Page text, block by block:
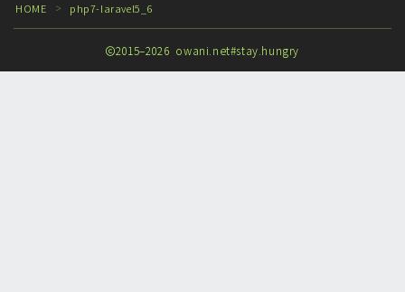
HOME ＞ php7-laravel5_6
2015–2026 owani.net#stay.hungry